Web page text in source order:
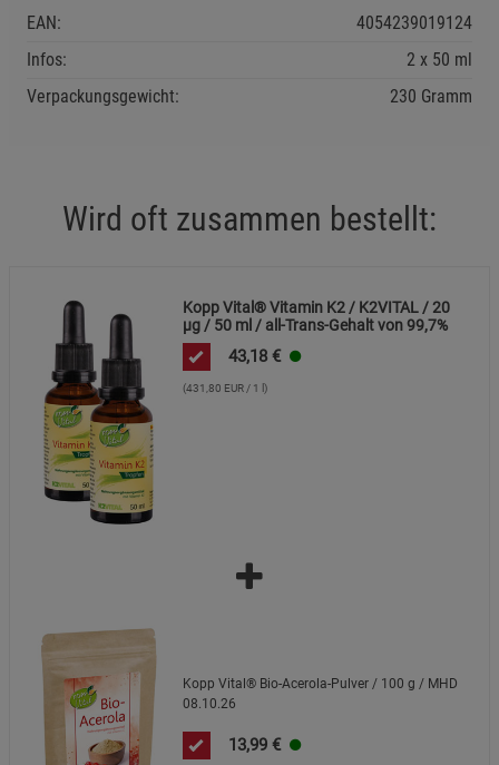
EAN:
4054239019124
Infos:
2 x 50 ml
Verpackungsgewicht:
230 Gramm
Wird oft zusammen bestellt:
Kopp Vital® Vitamin K2 / K2VITAL / 20
µg / 50 ml / all-Trans-Gehalt von 99,7%
43,18 €
(431,80 EUR / 1 l)
Kopp Vital® Bio-Acerola-Pulver / 100 g / MHD
08.10.26
13,99 €
Beschreibung Funktionale Cookies
Cookie-Informationen
Beschreibung Statistik Cookies
Marketing Cookies (3) Marketing Cookies
Beschreibung Marketing Cookies